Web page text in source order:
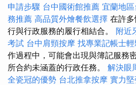
申請步驟 台中國術館推薦 宜蘭地
務推薦 高品質外燴餐飲選擇 在許
行與行政服務的履行相結合。 附近
考試 台中肩頸按摩 找專業記帳士
作過程中，可能會出現與簿記服務
所合約未涵蓋的行政任務。 解決眼
全瓷冠的優勢 台北推拿按摩 實力